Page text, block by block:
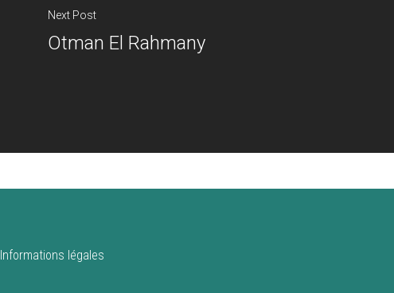
Next Post
Otman El Rahmany
Informations légales